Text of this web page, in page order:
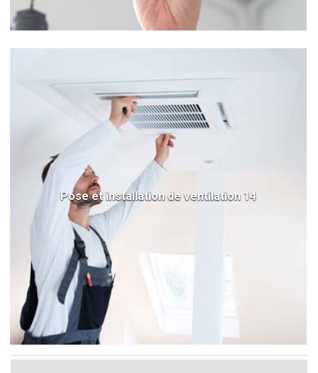
Pose et installation de ventilation 14